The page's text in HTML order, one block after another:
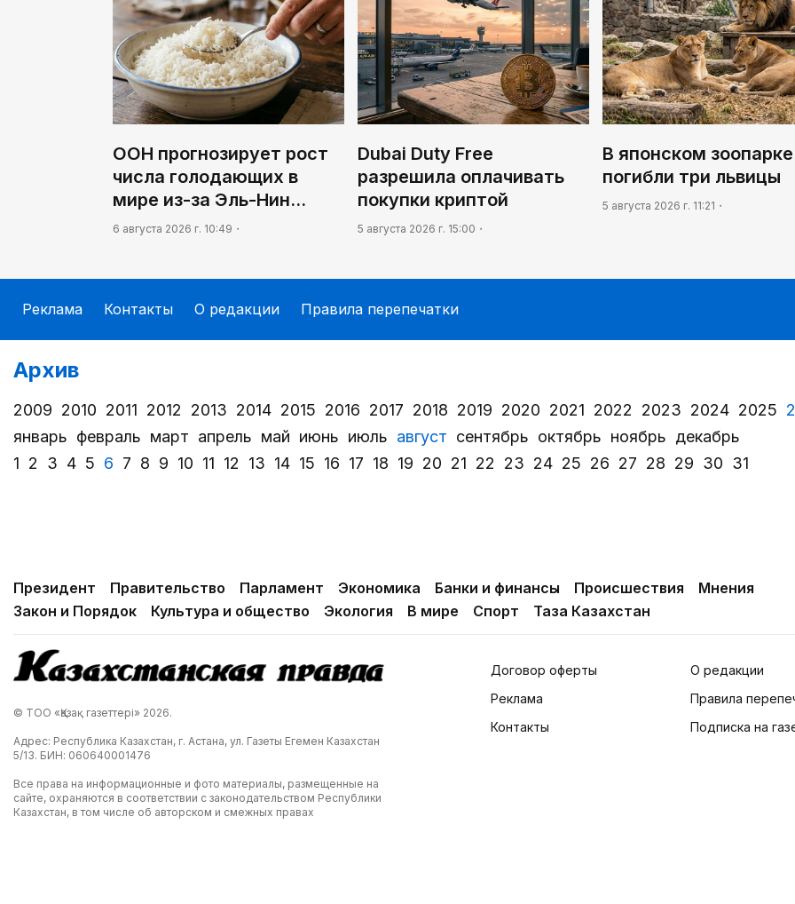
ООН прогнозирует рост
числа голодающих в
мире из-за Эль-Нин…
6 августа 2026 г. 10:49
Dubai Duty Free
разрешила оплачивать
покупки криптой
5 августа 2026 г. 15:00
В японском зоопарке
погибли три львицы
5 августа 2026 г. 11:21
Реклама Контакты О редакции Правила перепечатки
Архив
2009 2010 2011 2012 2013 2014 2015 2016 2017 2018 2019 2020 2021 2022 2023 2024 2025
январь февраль март апрель май июнь июль август сентябрь октябрь ноябрь декабрь
1 2 3 4 5 6 7 8 9 10 11 12 13 14 15 16 17 18 19 20 21 22 23 24 25 26 27 28 29 30 31
Президент Правительство Парламент Экономика Банки и финансы Происшествия
Мнения
Закон и Порядок
Культура и общество Экология В мире Спорт Таза Казахстан
Договор оферты
Реклама
Контакты
О редакции
Правила
Подписка на
© ТОО «Қазақ газеттері» 2026.
Адрес: Республика Казахстан, г. Астана, ул. Газеты Егемен Казахстан
5/13. БИН: 060640001476
Все права на информационные и фото материалы, размещенные на
сайте, охраняются в соответствии с законодательством Республики
Казахстан, в том числе об авторском и смежных правах